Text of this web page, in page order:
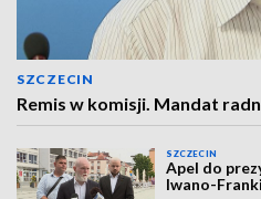
SZCZECIN
Remis w komisji. Mandat
SZCZECIN
Apel do
Iwano-